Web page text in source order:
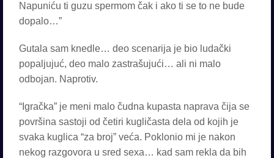
Napuniću ti guzu spermom čak i ako ti se to ne bude
dopalo…”
Gutala sam knedle… deo scenarija je bio ludački
popaljujuć, deo malo zastrašujući… ali ni malo
odbojan. Naprotiv.
“Igračka” je meni malo čudna kupasta naprava čija se
površina sastoji od četiri kugličasta dela od kojih je
svaka kuglica “za broj” veća. Poklonio mi je nakon
nekog razgovora u sred sexa… kad sam rekla da bih